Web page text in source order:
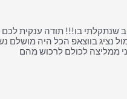
שנתקלתי בו!!! תודה ענקית
נציג בווצאפ הכל היה מושלם
ממליצה לכולם לרכוש מהם